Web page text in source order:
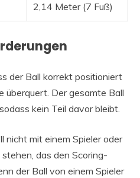
2,14 Meter (7 Fuß)
der Ball korrekt positioniert
überquert. Der gesamte Ball
kein Teil davor bleibt.
nicht mit einem Spieler oder
das den Scoring-
der Ball von einem Spieler